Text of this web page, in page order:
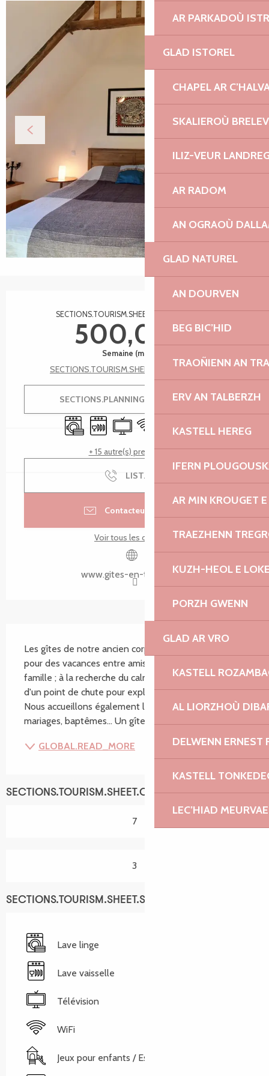
AR PARKADOÙ ISTR
GLAD ISTOREL
CHAPEL AR
SKALIEROÙ
ILIZ-VEUR
AR RADOM
AN OGRAOÙ
GLAD NATUREL
AN DOURVEN
BEG BIC’HID
TRAOÑIENN AN
ERV AN TALBERZH
KASTELL HEREG
IFERN
AR MIN KROUGET
TRAEZHENN
KUZH-HEOL E
PORZH GWENN
GLAD AR VRO
KASTELL
AL LIORZHOÙ
DELWENN ERNEST
KASTELL
LEC’HIAD
SECTIONS.TOURISM.SHEET.TARIFFS.FROMTO
500,00 €
Semaine (meublé)
SECTIONS.TOURISM.SHEET.TARIFFS.SEE_ALL
SECTIONS.PLANNING.MENU.ORDER
Lave lingeLave vaisselle
Télévision
WiFi
+ 15 autre(s) prestation(s)
LIST.CALL
Contacteur par email
Voir tous les contacts
www.gites-en-tregor.com
Les gîtes de notre ancien corps de ferme sont idéals
pour des vacances entre amis, en couple ou en
famille ; à la recherche du calme de la campagne et
d'un point de chute pour explorer la Bretagne Nord.
Nous accueillons également les groupes pour des
mariages, baptêmes... Un gîte est agréé pour...
GLOBAL.READ_MORE
SECTIONS.TOURISM.SHEET.CAPACITY
7
3
SECTIONS.TOURISM.SHEET.SERVICES
Lave linge
Lave vaisselle
Télévision
WiFi
Jeux pour enfants / Espace jeux